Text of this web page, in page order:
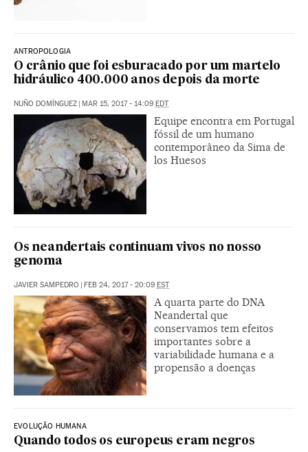
ANTROPOLOGIA
O crânio que foi esburacado por um martelo
hidráulico 400.000 anos depois da morte
NUÑO DOMÍNGUEZ | MAR 15, 2017 - 14:09 EDT
Equipe encontra em Portugal
fóssil de um humano
contemporâneo da Sima de
los Huesos
Os neandertais continuam vivos no nosso
genoma
JAVIER SAMPEDRO | FEB 24, 2017 - 20:09 EST
A quarta parte do DNA
Neandertal que
conservamos tem efeitos
importantes sobre a
variabilidade humana e a
propensão a doenças
EVOLUÇÃO HUMANA
Quando todos os europeus eram negros